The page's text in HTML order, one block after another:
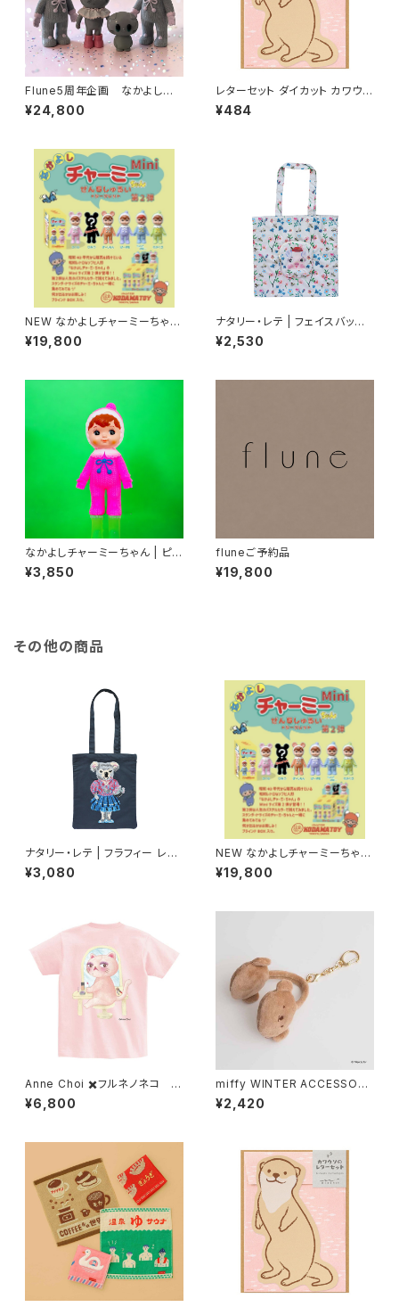
Flune5周年企画 なかよしチャ
ーミーちゃんとフルネノネコ
¥24,800
レターセット ダイカット カワウソ
柄
¥484
NEW なかよしチャーミーちゃん
Mini第2弾（全5色＋シークレッ
ト）（ソフビ人形 フィギュア）
¥19,800
ナタリー・レテ | フェイスバッグ
ピッグ | Face bag Pig
¥2,530
なかよしチャーミーちゃん | ピン
ク | ポンポン
¥3,850
fluneご予約品
¥19,800
その他の商品
ナタリー・レテ | フラフィー レク
タングル トートバッグ コアラ | Fl
uffy Rectangle tote bag K
¥3,080
NEW なかよしチャーミーちゃん
Mini第2弾（全5色＋シークレッ
ト）（ソフビ人形 フィギュア）
¥19,800
Anne Choi ✖️フルネノネコ 限
定Tシャツ②
¥6,800
miffy WINTER ACCESSORY
S MINI イヤマフチャーム ボリ
ス
¥2,420